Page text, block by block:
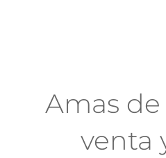
Amas de
venta